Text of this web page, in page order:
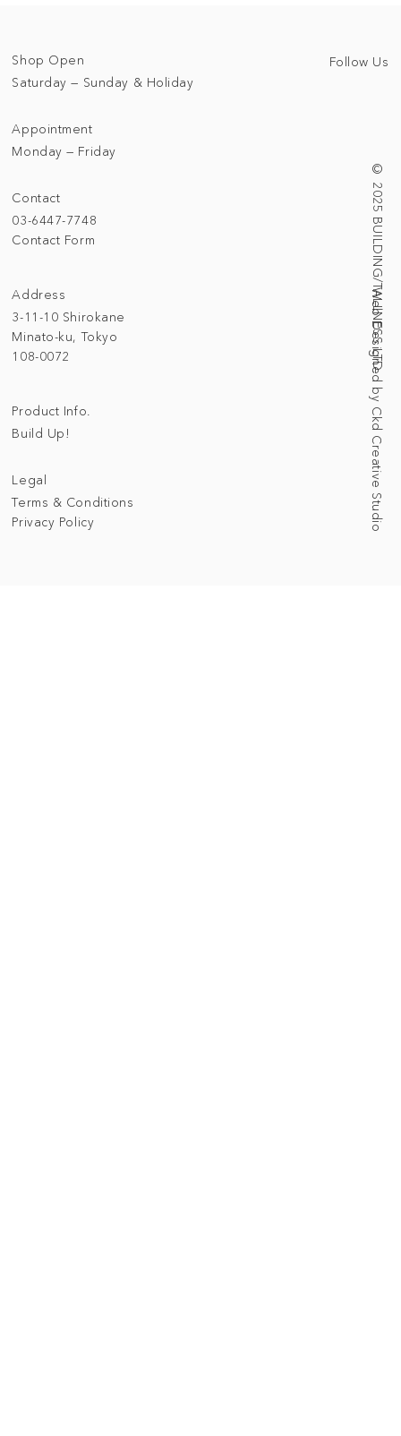
Address
3-11-10 Shirokane
Minato-ku, Tokyo
108-0072
© 2025 BUILDING/TALLNESS LTD.
Web Designed by Ckd Creative Studio
Contact
03-6447-7748
Contact Form
Shop Open
Saturday — Sunday & Holiday
Appointment
Monday — Friday
Legal
Terms & Conditions
Privacy Policy
Product Info.
Build Up!
Follow Us